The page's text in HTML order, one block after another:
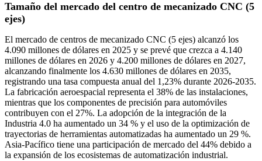
Tamaño del mercado del centro de mecanizado CNC (5
ejes)
El mercado de centros de mecanizado CNC (5 ejes) alcanzó los
4.090 millones de dólares en 2025 y se prevé que crezca a 4.140
millones de dólares en 2026 y 4.200 millones de dólares en 2027,
alcanzando finalmente los 4.630 millones de dólares en 2035,
registrando una tasa compuesta anual del 1,23% durante 2026-2035.
La fabricación aeroespacial representa el 38% de las instalaciones,
mientras que los componentes de precisión para automóviles
contribuyen con el 27%. La adopción de la integración de la
Industria 4.0 ha aumentado un 34 % y el uso de la optimización de
trayectorias de herramientas automatizadas ha aumentado un 29 %.
Asia-Pacífico tiene una participación de mercado del 44% debido a
la expansión de los ecosistemas de automatización industrial.